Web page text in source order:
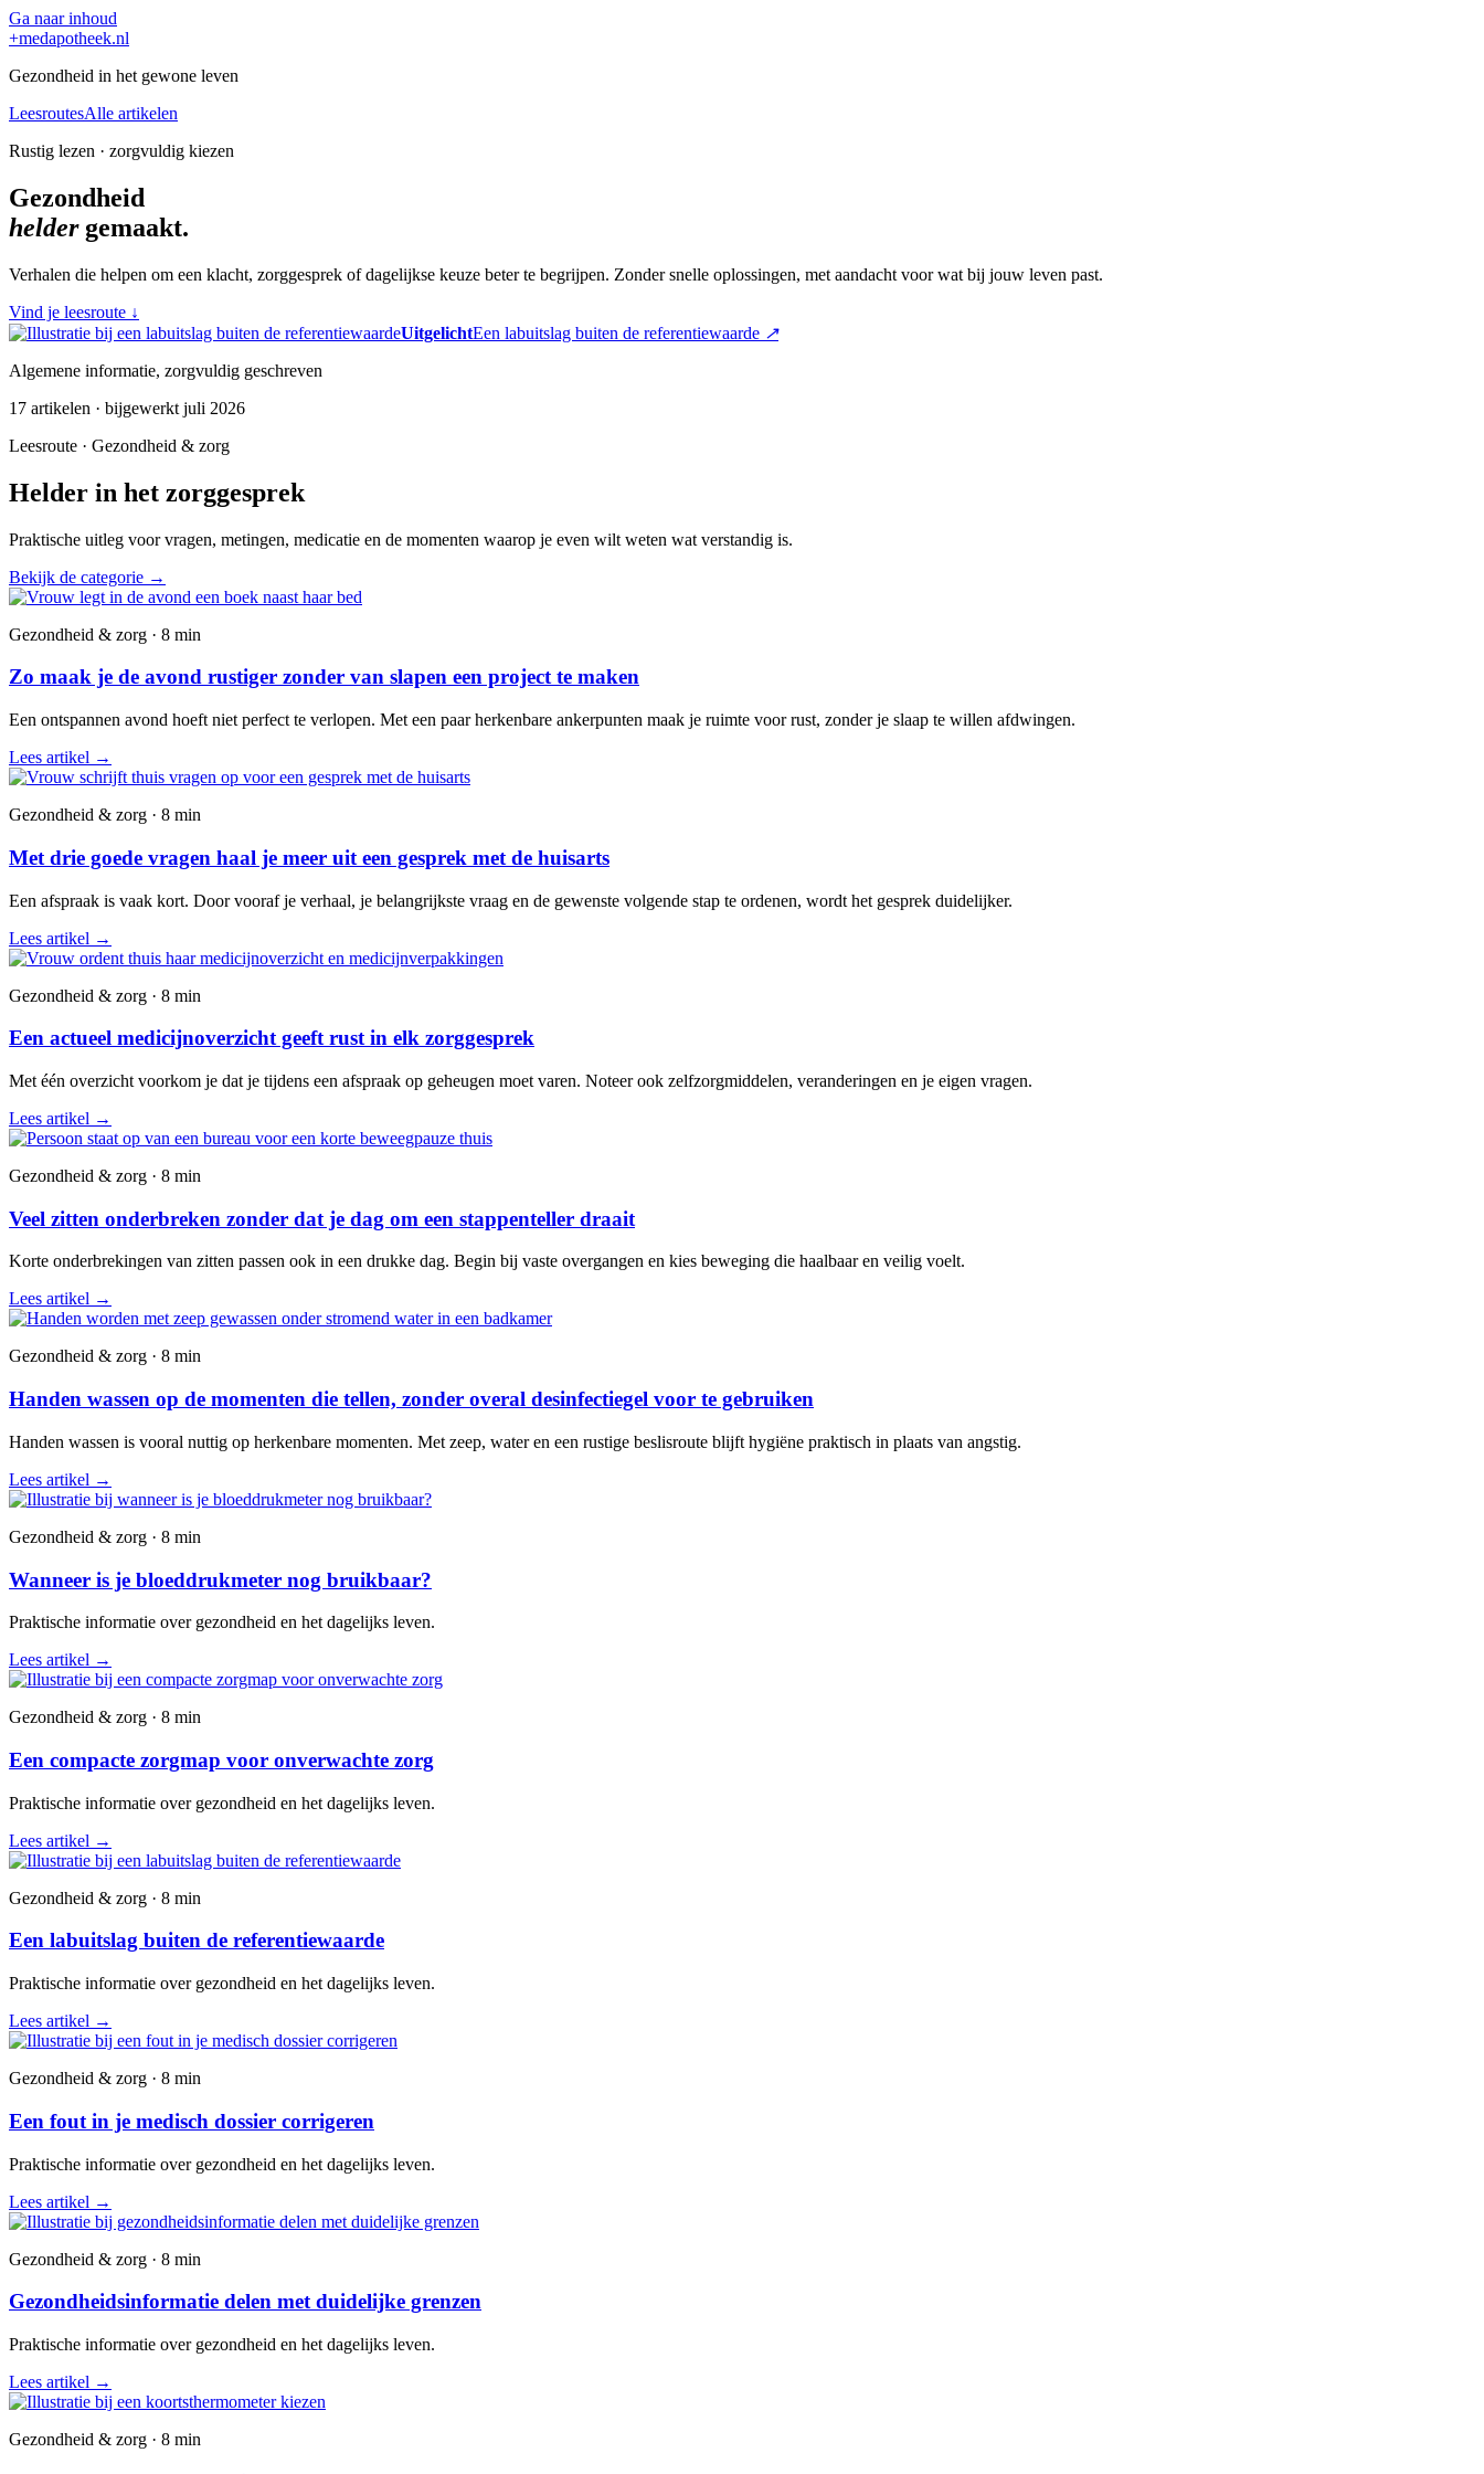
Ga naar inhoud
+medapotheek.nl
Gezondheid in het gewone leven
LeesroutesAlle artikelen
Rustig lezen · zorgvuldig kiezen
Gezondheid
heldergemaakt.
Verhalen die helpen om een klacht, zorggesprek of dagelijkse keuze beter te begrijpen. Zonder snelle oplossingen, met aandacht voor wat bij jouw leven past.
Vind je leesroute ↓
UitgelichtEen labuitslag buiten de referentiewaarde ↗
Algemene informatie, zorgvuldig geschreven
17 artikelen · bijgewerkt juli 2026
Leesroute · Gezondheid & zorg
Helder in het zorggesprek
Praktische uitleg voor vragen, metingen, medicatie en de momenten waarop je even wilt weten wat verstandig is.
Bekijk de categorie →
Gezondheid & zorg · 8 min
Zo maak je de avond rustiger zonder van slapen een project te maken
Een ontspannen avond hoeft niet perfect te verlopen. Met een paar herkenbare ankerpunten maak je ruimte voor rust, zonder je slaap te willen afdwingen.
Lees artikel →
Gezondheid & zorg · 8 min
Met drie goede vragen haal je meer uit een gesprek met de huisarts
Een afspraak is vaak kort. Door vooraf je verhaal, je belangrijkste vraag en de gewenste volgende stap te ordenen, wordt het gesprek duidelijker.
Lees artikel →
Gezondheid & zorg · 8 min
Een actueel medicijnoverzicht geeft rust in elk zorggesprek
Met één overzicht voorkom je dat je tijdens een afspraak op geheugen moet varen. Noteer ook zelfzorgmiddelen, veranderingen en je eigen vragen.
Lees artikel →
Gezondheid & zorg · 8 min
Veel zitten onderbreken zonder dat je dag om een stappenteller draait
Korte onderbrekingen van zitten passen ook in een drukke dag. Begin bij vaste overgangen en kies beweging die haalbaar en veilig voelt.
Lees artikel →
Gezondheid & zorg · 8 min
Handen wassen op de momenten die tellen, zonder overal desinfectiegel voor te gebruiken
Handen wassen is vooral nuttig op herkenbare momenten. Met zeep, water en een rustige beslisroute blijft hygiëne praktisch in plaats van angstig.
Lees artikel →
Gezondheid & zorg · 8 min
Wanneer is je bloeddrukmeter nog bruikbaar?
Praktische informatie over gezondheid en het dagelijks leven.
Lees artikel →
Gezondheid & zorg · 8 min
Een compacte zorgmap voor onverwachte zorg
Praktische informatie over gezondheid en het dagelijks leven.
Lees artikel →
Gezondheid & zorg · 8 min
Een labuitslag buiten de referentiewaarde
Praktische informatie over gezondheid en het dagelijks leven.
Lees artikel →
Gezondheid & zorg · 8 min
Een fout in je medisch dossier corrigeren
Praktische informatie over gezondheid en het dagelijks leven.
Lees artikel →
Gezondheid & zorg · 8 min
Gezondheidsinformatie delen met duidelijke grenzen
Praktische informatie over gezondheid en het dagelijks leven.
Lees artikel →
Gezondheid & zorg · 8 min